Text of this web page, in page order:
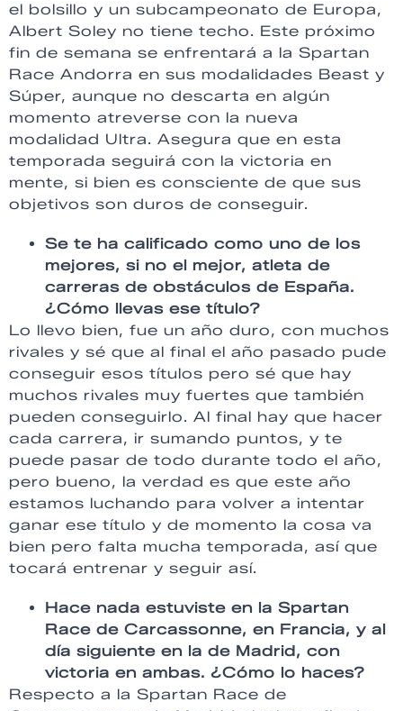
el bolsillo y un subcampeonato de Europa,
Albert Soley no tiene techo. Este próximo
fin de semana se enfrentará a la Spartan
Race Andorra en sus modalidades Beast y
Súper, aunque no descarta en algún
momento atreverse con la nueva
modalidad Ultra. Asegura que en esta
temporada seguirá con la victoria en
mente, si bien es consciente de que sus
objetivos son duros de conseguir.
Se te ha calificado como uno de los
mejores, si no el mejor, atleta de
carreras de obstáculos de España.
¿Cómo llevas ese título?
Lo llevo bien, fue un año duro, con muchos
rivales y sé que al final el año pasado pude
conseguir esos títulos pero sé que hay
muchos rivales muy fuertes que también
pueden conseguirlo. Al final hay que hacer
cada carrera, ir sumando puntos, y te
puede pasar de todo durante todo el año,
pero bueno, la verdad es que este año
estamos luchando para volver a intentar
ganar ese título y de momento la cosa va
bien pero falta mucha temporada, así que
tocará entrenar y seguir así.
Hace nada estuviste en la Spartan
Race de Carcassonne, en Francia, y al
día siguiente en la de Madrid, con
victoria en ambas. ¿Cómo lo haces?
Respecto a la Spartan Race de